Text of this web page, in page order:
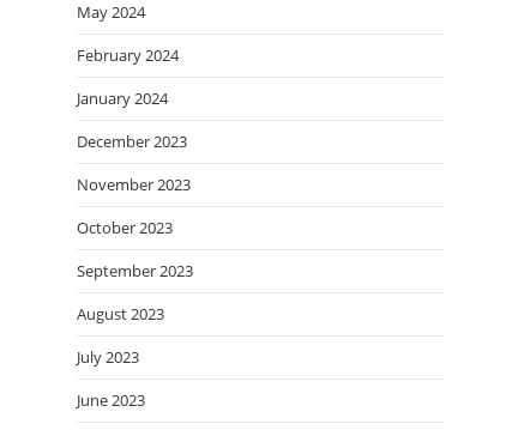
May 2024
February 2024
January 2024
December 2023
November 2023
October 2023
September 2023
August 2023
July 2023
June 2023